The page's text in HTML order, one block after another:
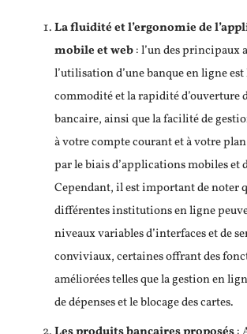
La fluidité et l’ergonomie de
mobile et web: l’un des principaux
l’utilisation d’une banque en ligne est
commodité et la rapidité d’ouverture
bancaire, ainsi que la facilité de
à votre compte courant et à votre plan
par le biais d’applications mobiles et
Cependant, il est important de noter
différentes institutions en ligne
niveaux variables d’interfaces et de
conviviaux, certaines offrant des
améliorées telles que la gestion en
de dépenses et le blocage des cartes.